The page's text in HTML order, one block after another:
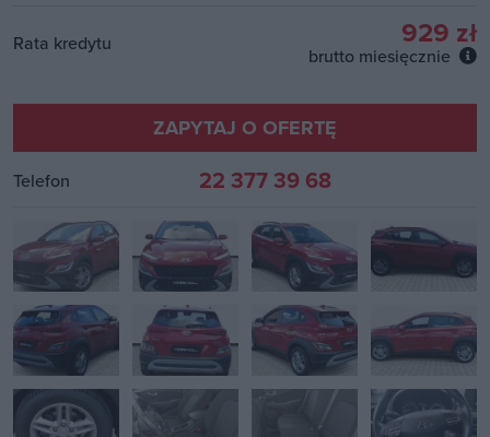
Rata kredytu 929 zł
brutto miesięcznie
ZAPYTAJ O OFERTĘ
Telefon 22 377 39 68